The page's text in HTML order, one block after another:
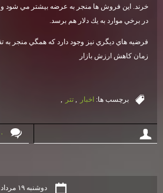
خرند. اين فروش ها منجر به عرضه بيشتر مي شود
در برخي موارد به يك دلار هم برسد.
فرضيه هاي ديگري نيز وجود دارد كه همگي منجر به
زمان كاهش ارزش بازار
برچسب ها: اخبار , تتر ,
۰ نظر
دوشنبه ۱۹ مرداد ۰۵